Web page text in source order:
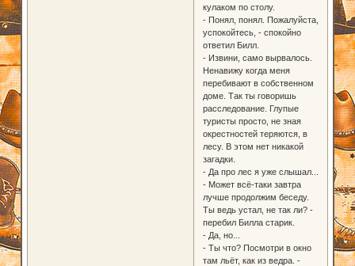
кулаком по столу.
- Понял, понял. Пожалуйста,
успокойтесь, - спокойно
ответил Билл.
- Извини, само вырвалось.
Ненавижу когда меня
перебивают в собственном
доме. Так ты говоришь
расследование. Глупые
туристы просто, не зная
окрестностей теряются, в
лесу. В этом нет никакой
загадки.
- Да про лес я уже слышал...
- Может всё-таки завтра
лучше продолжим беседу.
Ты ведь устал, не так ли? -
перебил Билла старик.
- Да, но...
- Ты что? Посмотри в окно
там льёт, как из ведра. -